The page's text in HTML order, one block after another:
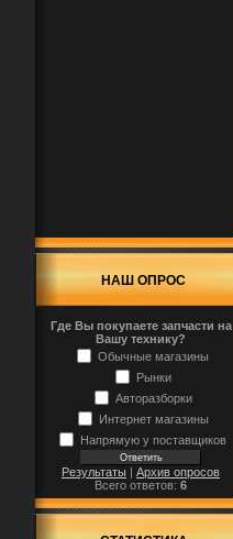
НАШ ОПРОС
Где Вы покупаете запчасти на
Вашу технику?
Обычные магазины
Рынки
Авторазборки
Интернет магазины
Напрямую у поставщиков
Результаты | Архив опросов
Всего ответов: 6